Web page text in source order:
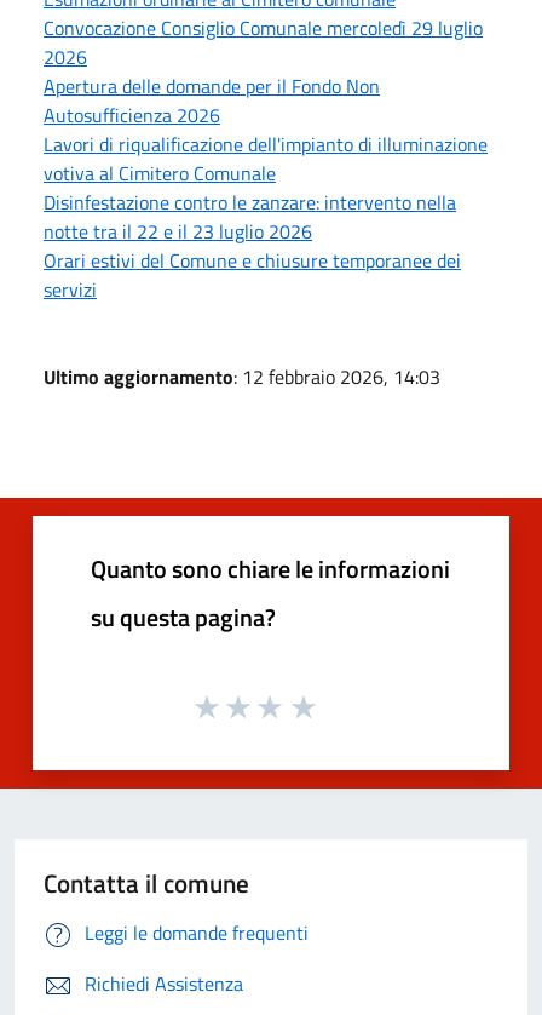
Convocazione Consiglio Comunale mercoledì 29 luglio
2026
Apertura delle domande per il Fondo Non
Autosufficienza 2026
Lavori di riqualificazione dell'impianto di illuminazione
votiva al Cimitero Comunale
Disinfestazione contro le zanzare: intervento nella
notte tra il 22 e il 23 luglio 2026
Orari estivi del Comune e chiusure temporanee dei
servizi
Ultimo aggiornamento: 12 febbraio 2026, 14:03
Quanto sono chiare le informazioni
su questa pagina?
Contatta il comune
Leggi le domande frequenti
Richiedi Assistenza